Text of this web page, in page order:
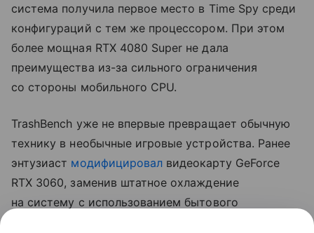
система получила первое место в Time Spy среди
конфигураций с тем же процессором. При этом
более мощная RTX 4080 Super не дала
преимущества из-за сильного ограничения
со стороны мобильного CPU.
TrashBench уже не впервые превращает обычную
технику в необычные игровые устройства. Ранее
энтузиаст модифицировал видеокарту GeForce
RTX 3060, заменив штатное охлаждение
на систему с использованием бытового